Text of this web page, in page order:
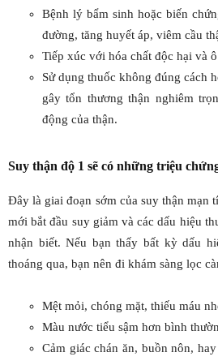
Bệnh lý bẩm sinh hoặc biến
đường, tăng huyết áp, viêm cầu
Tiếp xúc với hóa chất độc hại và
Sử dụng thuốc không đúng cách
gây tổn thương thận nghiêm
động của thận.
Suy thận độ 1 sẽ có những triệu
Đây là giai đoạn sớm của suy thận mạn
mới bắt đầu suy giảm và các dấu hiệu
nhận biết. Nếu bạn thấy bất kỳ dấu
thoáng qua, bạn nên đi khám sàng lọc
Mệt mỏi, chóng mặt, thiếu máu
Màu nước tiểu sậm hơn bình
Cảm giác chán ăn, buồn nôn,